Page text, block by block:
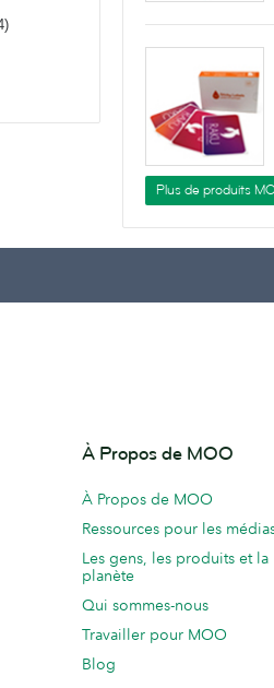
Plus de produits
À Propos de MOO
À Propos de MOO
Ressources pour les
Les gens, les produits et la
planète
Qui sommes-nous
Travailler pour MOO
Blog